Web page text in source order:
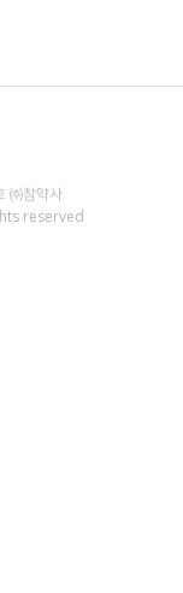
㈜참약사
reserved